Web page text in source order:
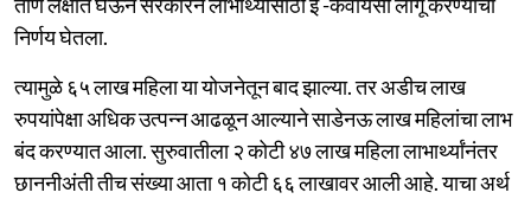
निर्णय घेतला.
त्यामुळे ६५ लाख महिला या योजनेतून बाद झाल्या. तर अडीच लाख
रुपयांपेक्षा अधिक उत्पन्न आढळून आल्याने साडेनऊ लाख महिलांचा लाभ
बंद करण्यात आला. सुरुवातीला २ कोटी ४७ लाख महिला लाभार्थ्यांनंतर
छाननीअंती तीच संख्या आता १ कोटी ६६ लाखावर आली आहे. याचा अर्थ